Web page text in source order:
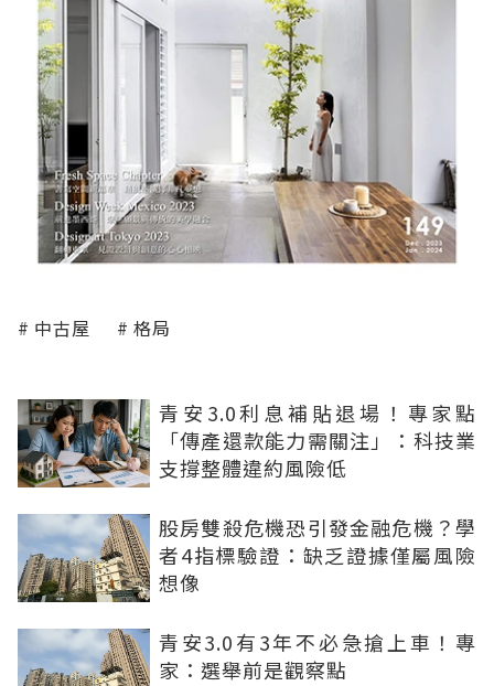
中古屋 格局
青安3.0利息補貼退場！專家點
「傳產還款能力需關注」：科技業
支撐整體違約風險低
股房雙殺危機恐引發金融危機？學
者4指標驗證：缺乏證據僅屬風險
想像
青安3.0有3年不必急搶上車！專
家：選舉前是觀察點